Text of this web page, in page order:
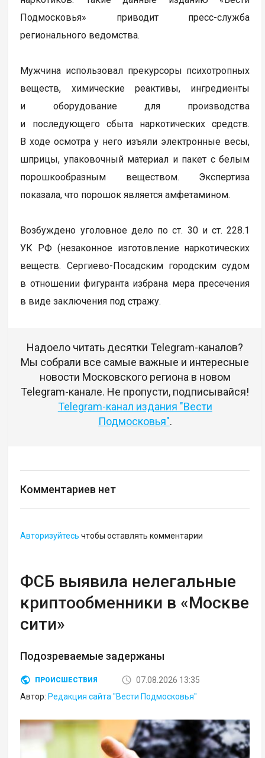
Подмосковья» приводит пресс-служба
регионального ведомства.
Мужчина использовал прекурсоры психотропных
веществ, химические реактивы, ингредиенты
и оборудование для производства
и последующего сбыта наркотических средств.
В ходе осмотра у него изъяли электронные весы,
шприцы, упаковочный материал и пакет с белым
порошкообразным веществом. Экспертиза
показала, что порошок является амфетамином.
Возбуждено уголовное дело по ст. 30 и ст. 228.1
УК РФ (незаконное изготовление наркотических
веществ. Сергиево-Посадским городским судом
в отношении фигуранта избрана мера пресечения
в виде заключения под стражу.
Надоело читать десятки Telegram-каналов?
Мы собрали все самые важные и интересные
новости Московского региона в новом
Telegram-канале. Не пропусти, подписывайся!
Telegram-канал издания "Вести
Подмосковья".
Комментариев нет
Авторизуйтесь чтобы оставлять комментарии
ФСБ выявила нелегальные
криптообменники в «Москве
сити»
Подозреваемые задержаны
ПРОИСШЕСТВИЯ
07.08.2026 13:35
Автор: Редакция сайта "Вести Подмосковья"